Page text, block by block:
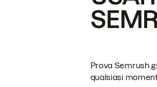
Prova Semrush
qualsiasi